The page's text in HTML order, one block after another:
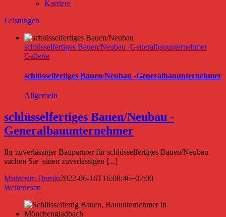
Karriere
Leistungen
schlüsselfertiges Bauen/Neubau -Generalbauunternehmer
Gallerie
schlüsselfertiges Bauen/Neubau -Generalbauunternehmer
Allgemein
schlüsselfertiges Bauen/Neubau -
Generalbauunternehmer
Ihr zuverlässiger Baupartner für schlüsselfertiges Bauen/Neubau
suchen Sie einen zuverlässigen [...]
Muhtesim Dumlu2022-06-16T16:08:46+02:00
Weiterlesen